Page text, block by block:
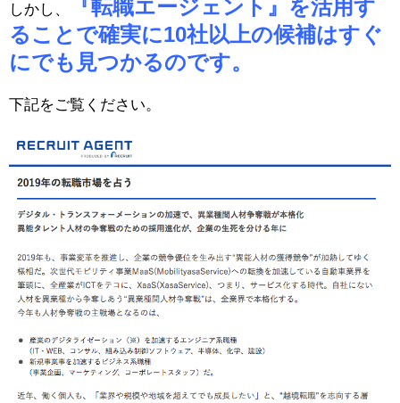
しかし、
『転職エージェント』を活用す
ることで確実に10社以上の候補はすぐ
にでも見つかるのです。
下記をご覧ください。